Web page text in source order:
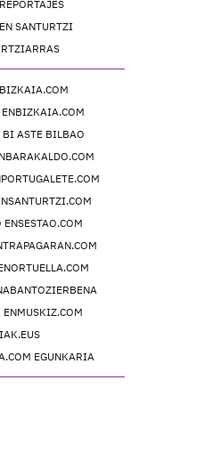
SANTURTZI
BI ASTE BILBAO
ENMUSKIZ.COM
EGUNKARIA